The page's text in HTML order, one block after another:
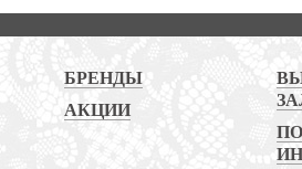
БРЕНДЫ
АКЦИИ